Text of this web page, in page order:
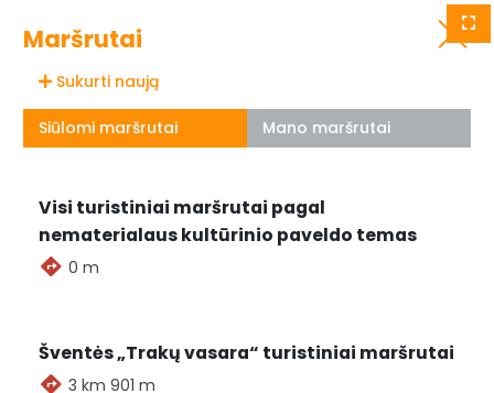
Maršrutai
Siūlomi maršrutai Mano maršrutai
Sukurti naują
Visi turistiniai maršrutai pagal
nematerialaus kultūrinio paveldo temas
0 m
Šventės „Trakų vasara“ turistiniai maršrutai
3 km 901 m
Grįžti
Visos seniūnijos